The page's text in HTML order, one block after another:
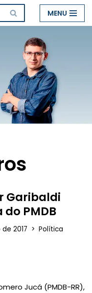
MENU
Garibaldi
PMDB
2017 Política
Jucá (PMDB-RR),